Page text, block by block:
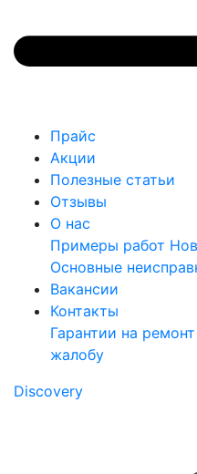
Прайс
Акции
Полезные статьи
Отзывы
О нас
Примеры работ
Основные
Вакансии
Контакты
Гарантии на ремонт
жалобу
Discovery